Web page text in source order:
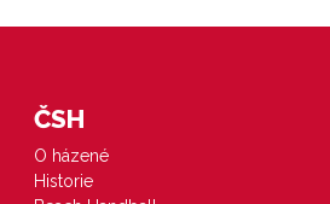
ČSH
O házené
Historie